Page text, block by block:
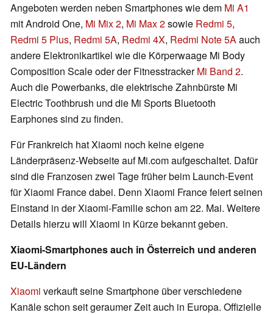
Angeboten werden neben Smartphones wie dem Mi A1
mit Android One, Mi Mix 2, Mi Max 2sowie Redmi 5,
Redmi 5 Plus, Redmi 5A, Redmi 4X, Redmi Note 5Aauch
andere Elektronikartikel wie die Körperwaage Mi Body
Composition Scale oder der FitnesstrackerMi Band 2.
Auch die Powerbanks, die elektrische Zahnbürste Mi
Electric Toothbrush und die Mi Sports Bluetooth
Earphones sind zu finden.
Für Frankreich hat Xiaomi noch keine eigene
Länderpräsenz-Webseite auf Mi.com aufgeschaltet. Dafür
sind die Franzosen zwei Tage früher beim Launch-Event
für Xiaomi France dabei. Denn Xiaomi France feiert seinen
Einstand in der Xiaomi-Familie schon am 22. Mai. Weitere
Details hierzu will Xiaomi in Kürze bekannt geben.
Xiaomi-Smartphones auch in Österreich und anderen
EU-Ländern
Xiaomi verkauft seine Smartphone über verschiedene
Kanäle schon seit geraumer Zeit auch in Europa. Offizielle